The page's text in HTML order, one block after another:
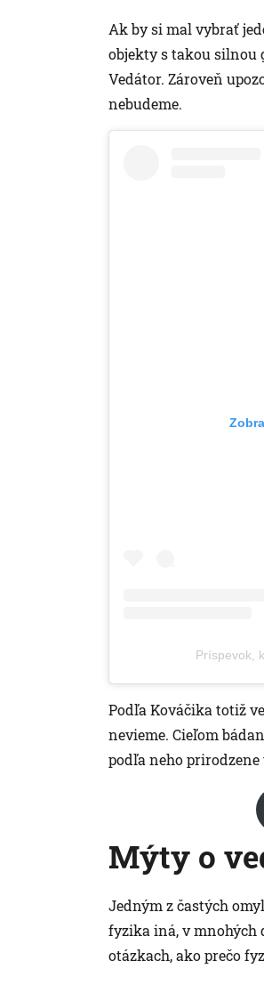
Ak by si mal vybrať
objekty s takou silnou
Vedátor. Zároveň
nebudeme.
Príspevok,
Podľa Kováčika totiž
nevieme. Cieľom
podľa neho
Mýty o
Jedným z častých
fyzika iná, v mnohých
otázkach, ako prečo